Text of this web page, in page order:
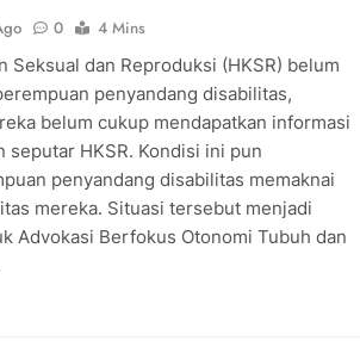
0
4 Mins
Seksual dan Reproduksi (HKSR) belum
penyandang disabilitas,
belum cukup mendapatkan informasi
seputar HKSR. Kondisi ini pun
penyandang disabilitas memaknai
mereka. Situasi tersebut menjadi
Advokasi Berfokus Otonomi Tubuh dan